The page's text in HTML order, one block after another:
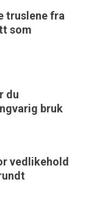
truslene fra
som
du
bruk
vedlikehold